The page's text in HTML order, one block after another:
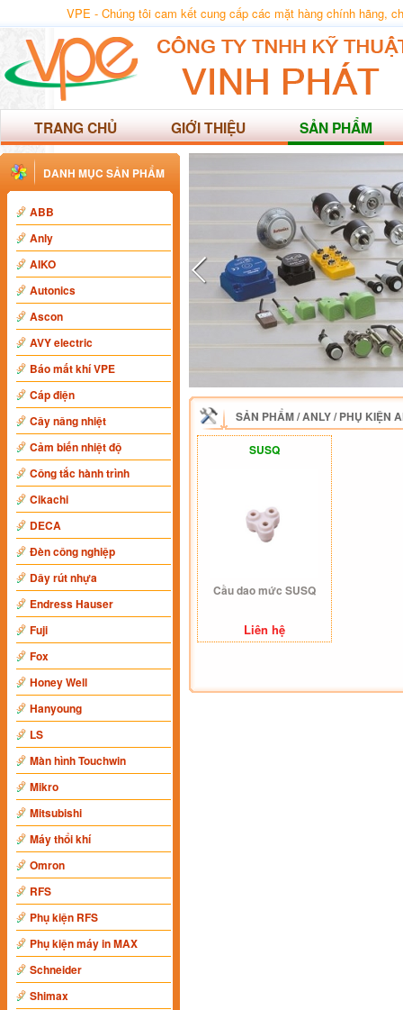
VPE - Chúng tôi cam kết cung cấp các mặt hàng chính hãng,
TRANG CHỦ GIỚI THIỆU SẢN PHẨM
DANH MỤC SẢN PHẨM
ABB
Anly
AIKO
Autonics
Ascon
AVY electric
Báo mất khí VPE
Cáp điện
Cây nâng nhiệt
Cảm biến nhiệt độ
Công tắc hành trình
Cikachi
DECA
Đèn công nghiệp
Dây rút nhựa
Endress Hauser
Fuji
Fox
Honey Well
Hanyoung
LS
Màn hình Touchwin
Mikro
Mitsubishi
Máy thổi khí
Omron
RFS
Phụ kiện RFS
Phụ kiện máy in MAX
Schneider
Shimax
SẢN PHẨM/ANLY/PHỤ KIỆN
SUSQ
Cầu dao mức SUSQ
Liên hệ